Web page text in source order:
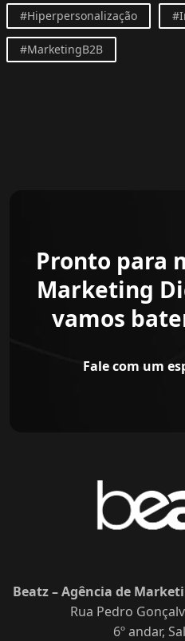
#Hiperpersonalização
#MarketingB2B
Pronto para
Marketing
vamos
Fale com um
Beatz – Agência de
Rua Pedro
6º andar,